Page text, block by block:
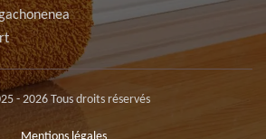
- 2026 Tous droits réservés